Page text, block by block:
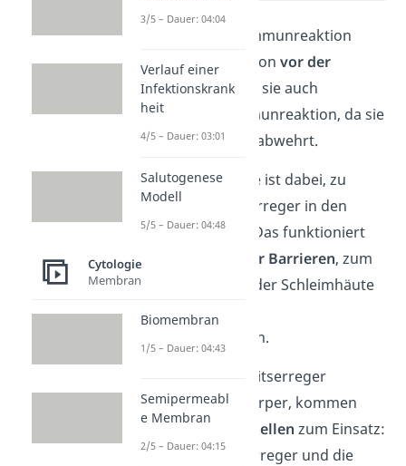
Die angeborene Immunreaktion
entwickelt sich schonvor der
Geburt. Du nennst sie auch
unspezifische
Immunreaktion, da sie
Erreger allgemein abwehrt.
Ihre Hauptaufgabe ist dabei, zu
verhindern, dass Erreger in den
Körper gelangen. Das funktioniert
mithilfe
natürlicher Barrieren, zum
Beispiel der Haut, der Schleimhäute
oder bestimmter
Körperflüssigkeiten.
Gelangen Krankheitserreger
dennoch in den Körper, kommen
sogenannte
Fresszellenzum Einsatz:
sie „fressen“ die Erreger und die
3/5 – Dauer: 04:04
Verlauf einer
Infektionskrank
heit
4/5 – Dauer: 03:01
Salutogenese
Modell
5/5 – Dauer: 04:48
Cytologie
Membran
Biomembran
1/5 – Dauer: 04:43
Semipermeabl
e Membran
2/5 – Dauer: 04:15